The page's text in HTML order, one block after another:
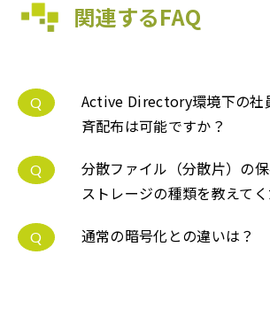
関連するFAQ
Q
Active Directory環境下の社
斉配布は可能ですか？
Q
分散ファイル（分散片）の
ストレージの種類を教えてく
Q 通常の暗号化との違いは？